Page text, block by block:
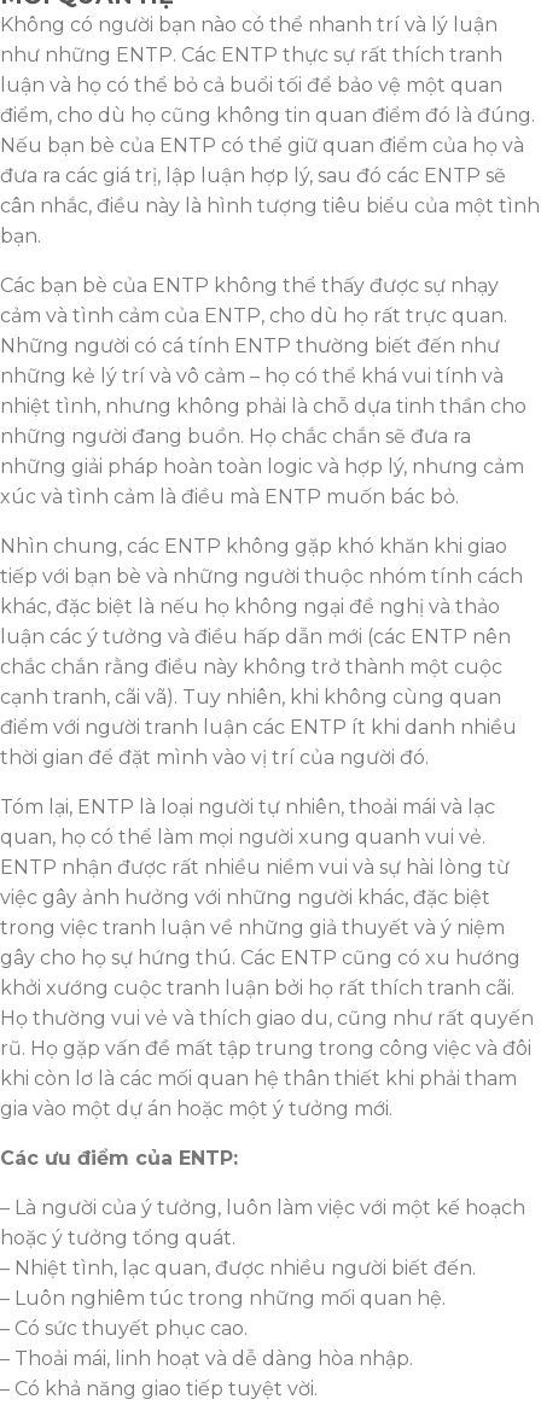
Không có người bạn nào có thể nhanh trí và lý luận
như những ENTP. Các ENTP thực sự rất thích tranh
luận và họ có thể bỏ cả buổi tối để bảo vệ một quan
điểm, cho dù họ cũng không tin quan điểm đó là đúng.
Nếu bạn bè của ENTP có thể giữ quan điểm của họ và
đưa ra các giá trị, lập luận hợp lý, sau đó các ENTP sẽ
cân nhắc, điều này là hình tượng tiêu biểu của một tình
bạn.
Các bạn bè của ENTP không thể thấy được sự nhạy
cảm và tình cảm của ENTP, cho dù họ rất trực quan.
Những người có cá tính ENTP thường biết đến như
những kẻ lý trí và vô cảm – họ có thể khá vui tính và
nhiệt tình, nhưng không phải là chỗ dựa tinh thần cho
những người đang buồn. Họ chắc chắn sẽ đưa ra
những giải pháp hoàn toàn logic và hợp lý, nhưng cảm
xúc và tình cảm là điều mà ENTP muốn bác bỏ.
Nhìn chung, các ENTP không gặp khó khăn khi giao
tiếp với bạn bè và những người thuộc nhóm tính cách
khác, đặc biệt là nếu họ không ngại đề nghị và thảo
luận các ý tưởng và điều hấp dẫn mới (các ENTP nên
chắc chắn rằng điều này không trở thành một cuộc
cạnh tranh, cãi vã). Tuy nhiên, khi không cùng quan
điểm với người tranh luận các ENTP ít khi danh nhiều
thời gian để đặt mình vào vị trí của người đó.
Tóm lại, ENTP là loại người tự nhiên, thoải mái và lạc
quan, họ có thể làm mọi người xung quanh vui vẻ.
ENTP nhận được rất nhiều niềm vui và sự hài lòng từ
việc gây ảnh hưởng với những người khác, đặc biệt
trong việc tranh luận về những giả thuyết và ý niệm
gây cho họ sự hứng thú. Các ENTP cũng có xu hướng
khởi xướng cuộc tranh luận bởi họ rất thích tranh cãi.
Họ thường vui vẻ và thích giao du, cũng như rất quyến
rũ. Họ gặp vấn đề mất tập trung trong công việc và đôi
khi còn lơ là các mối quan hệ thân thiết khi phải tham
gia vào một dự án hoặc một ý tưởng mới.
Các ưu điểm của ENTP:
– Là người của ý tưởng, luôn làm việc với một kế hoạch
hoặc ý tưởng tổng quát.
– Nhiệt tình, lạc quan, được nhiều người biết đến.
– Luôn nghiêm túc trong những mối quan hệ.
– Có sức thuyết phục cao.
– Thoải mái, linh hoạt và dễ dàng hòa nhập.
– Có khả năng giao tiếp tuyệt vời.